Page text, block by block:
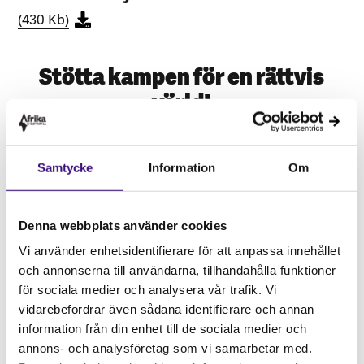
Samtycke Information Om
Denna webbplats använder cookies
Vi använder enhetsidentifierare för att anpassa innehållet
och annonserna till användarna, tillhandahålla funktioner
för sociala medier och analysera vår trafik. Vi
vidarebefordrar även sådana identifierare och annan
information från din enhet till de sociala medier och
annons- och analysföretag som vi samarbetar med.
(430 Kb)
Stötta kampen för en rättvis
värld!
Scanna koden nedan i din Swish-app för
Afrikagrupperna. Du kan förstås också